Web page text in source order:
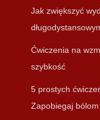
Jak zwiększyć
Ćwiczenia na
szybkość
5 prostych
Zapobiegaj bólom